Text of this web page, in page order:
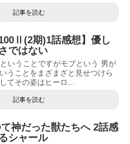
記事を読む
期)1話感想】優し
ではない
いうことですがモブという 男が
うことをまざまざと見せつけら
てその姿はヒーロ...
記事を読む
て神だった獣たちへ 2話感
シャール